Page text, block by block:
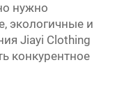
нужно
экологичные и
Jiayi Clothing
конкурентное